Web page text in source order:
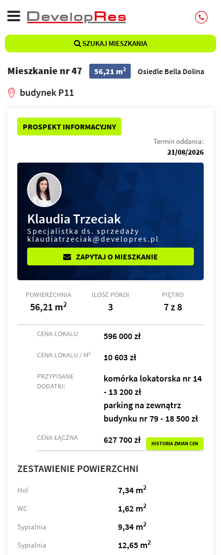
SZUKAJ MIESZKANIA
Mieszkanie nr 47 56,21 m2 Osiedle Bella Dolina
budynek P11
PROSPEKT INFORMACYJNY
Termin oddania:
31/08/2026
Klaudia Trzeciak
Specjalistka ds. sprzedaży
klaudiatrzeciak@developres.pl
ZAPYTAJ O MIESZKANIE
POWIERZCHNIA
56,21 m2
ILOŚĆ POKOI
3
PIĘTRO
7 z 8
CENA LOKALU 596 000 zł
CENA LOKALU / M2 10 603 zł
PRZYPISANE
DODATKI:
komórka lokatorska nr 14
- 13 200 zł
parking na zewnątrz
budynku nr 79 - 18 500 zł
CENA ŁĄCZNA 627 700 zł HISTORIA ZMIAN CEN
ZESTAWIENIE POWIERZCHNI
Hol 7,34 m2
WC 1,62 m2
Sypialnia 9,34 m2
Sypialnia 12,65 m2